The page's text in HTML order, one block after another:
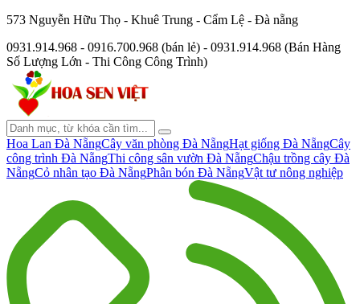
573 Nguyễn Hữu Thọ - Khuê Trung - Cẩm Lệ - Đà nẵng
0931.914.968 - 0916.700.968 (bán lẻ) - 0931.914.968 (Bán Hàng
Số Lượng Lớn - Thi Công Công Trình)
Hoa Lan Đà NẵngCây văn phòng Đà NẵngHạt giống Đà NẵngCây
công trình Đà NẵngThi công sân vườn Đà NẵngChậu trồng cây Đà
NẵngCỏ nhân tạo Đà NẵngPhân bón Đà NẵngVật tư nông nghiệp